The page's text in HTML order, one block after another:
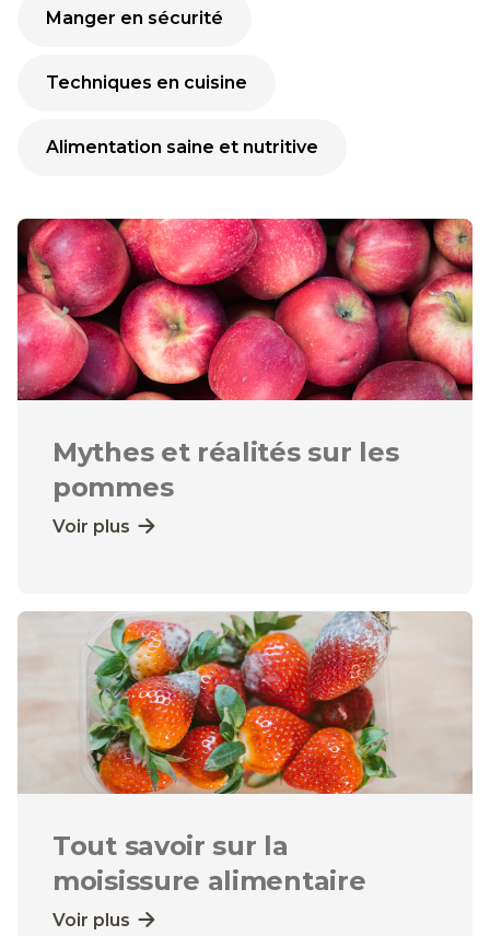
Manger en sécurité
Techniques en cuisine
Alimentation saine et nutritive
Mythes et réalités sur les
pommes
Voir plus
Tout savoir sur la
moisissure alimentaire
Voir plus